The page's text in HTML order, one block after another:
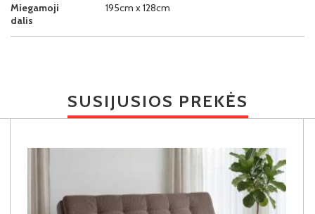
Miegamoji
dalis
195cm x 128cm
SUSIJUSIOS PREKĖS